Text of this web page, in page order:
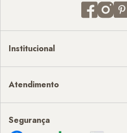
Institucional
Atendimento
Segurança